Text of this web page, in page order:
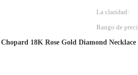
La claridad:
Rango de
Chopard 18K Rose Gold Diamond Necklace